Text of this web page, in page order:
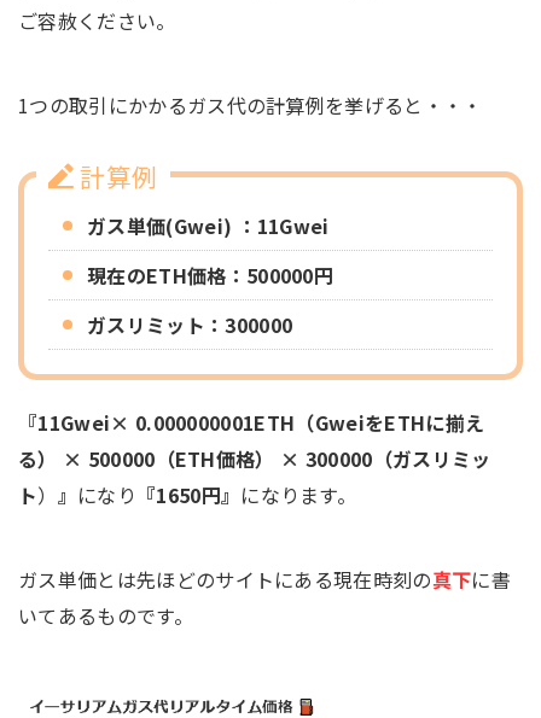
ご容赦ください。
1つの取引にかかるガス代の計算例を挙げると・・・
計算例
ガス単価(Gwei) ：11Gwei
現在のETH価格：500000円
ガスリミット ：300000
『11Gwei× 0.000000001ETH（GweiをETHに揃え
る） × 500000（ETH価格） × 300000（ガスリミッ
ト） 』 になり 『1650円』 になります。
ガス単価とは先ほどのサイトにある現在時刻の真下に書
いてあるものです。